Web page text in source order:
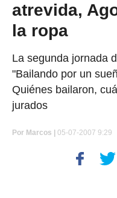
atrevida,
la ropa
La segunda jornada
"Bailando por un
Quiénes bailaron,
jurados
Por Marcos | 05-07-2007 9:29